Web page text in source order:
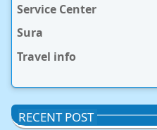
Service Center
Sura
Travel info
RECENT POST